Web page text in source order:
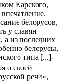
Карского,
белорусов,
у славян
а из последних
белорусы,
типа [...]-
о своей
речи»,